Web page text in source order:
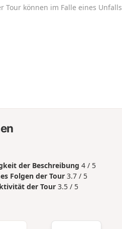
können im Falle eines Unfalls
der Beschreibung 4 / 5
Folgen der Tour 3.7 / 5
der Tour 3.5 / 5